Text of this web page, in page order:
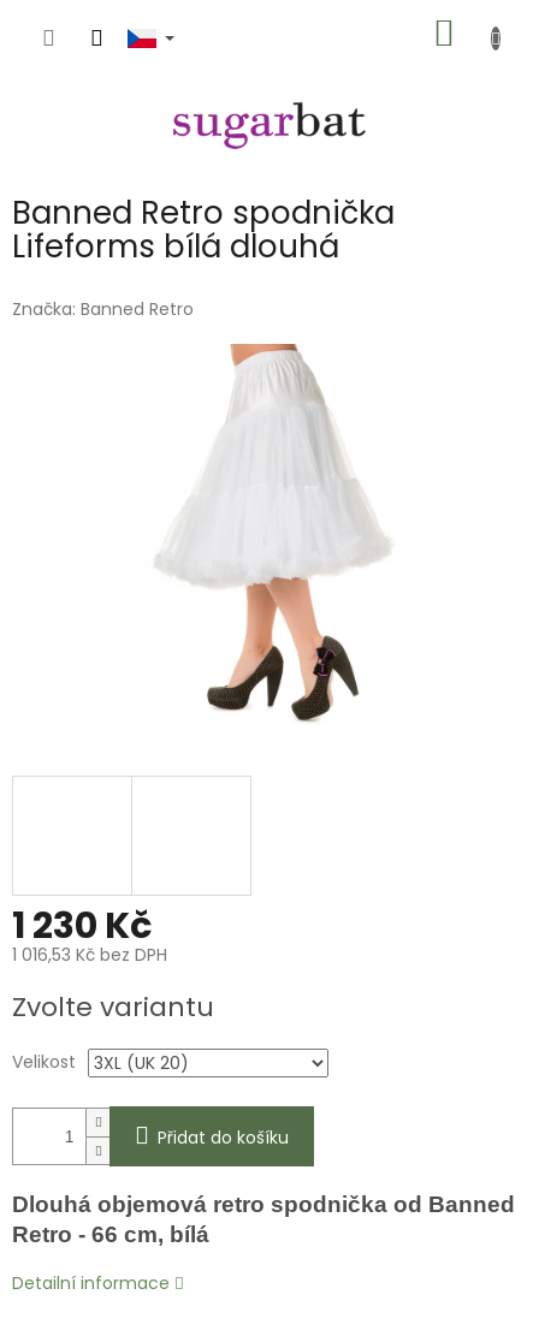
KOŠÍK
Banned Retro spodnička
Lifeforms bílá dlouhá
Značka: Banned Retro
1 230 Kč
1 016,53 Kč bez DPH
cena:
Zvolte variantu
Velikost
Přidat do košíku
Dlouhá objemová retro spodnička od Banned
Retro - 66 cm, bílá
Detailní informace